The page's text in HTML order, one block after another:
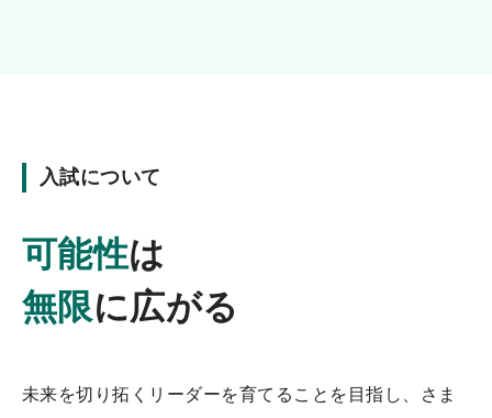
入試について
可能性は
無限に広がる
未来を切り拓くリーダーを育てることを目指し、さま